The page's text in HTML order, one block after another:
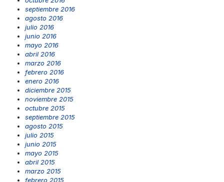
septiembre 2016
agosto 2016
julio 2016
junio 2016
mayo 2016
abril 2016
marzo 2016
febrero 2016
enero 2016
diciembre 2015
noviembre 2015
octubre 2015
septiembre 2015
agosto 2015
julio 2015
junio 2015
mayo 2015
abril 2015
marzo 2015
febrero 2015